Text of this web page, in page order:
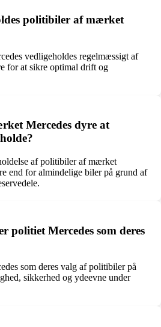
politibiler af mærket
vedligeholdes regelmæssigt af
for at sikre optimal drift og
Mercedes dyre at
af politibiler af mærket
end for almindelige biler på grund af
Mercedes som deres
som deres valg af politibiler på
sikkerhed og ydeevne under